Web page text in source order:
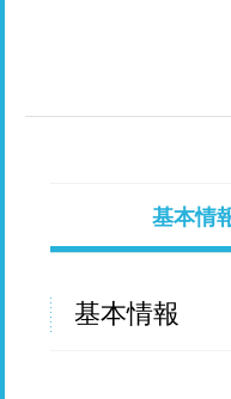
基本情
基本情報